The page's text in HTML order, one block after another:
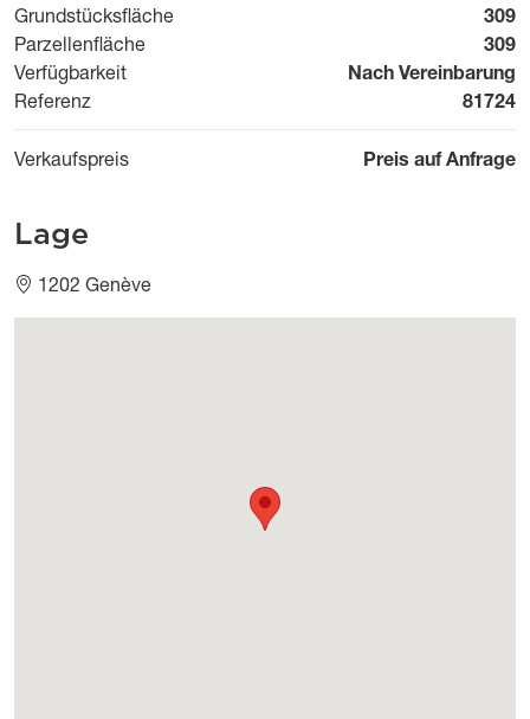
Grundstücksfläche
309
Parzellenfläche
309
Verfügbarkeit
Disponibilité
Nach Vereinbarung
Referenz
Bien n°
81724
Verkaufspreis Preis auf Anfrage
Lage
1202 Genève